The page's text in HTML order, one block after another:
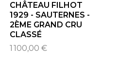
CHÂTEAU FILHOT
1929 - SAUTERNES -
2ÈME GRAND CRU
CLASSÉ
1 100,00 €